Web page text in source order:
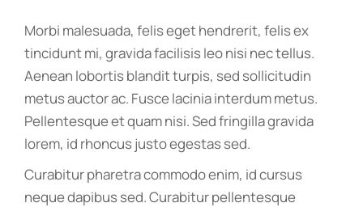
Morbi malesuada, felis eget hendrerit, felis ex
tincidunt mi, gravida facilisis leo nisi nec tellus.
Aenean lobortis blandit turpis, sed sollicitudin
metus auctor ac. Fusce lacinia interdum metus.
Pellentesque et quam nisi. Sed fringilla gravida
lorem, id rhoncus justo egestas sed.
Curabitur pharetra commodo enim, id cursus
neque dapibus sed. Curabitur pellentesque